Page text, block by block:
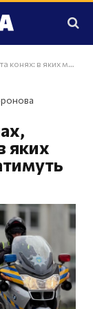
працюватимуть екіпажі
яких